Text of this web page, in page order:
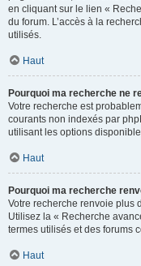
en cliquant sur le lien «
du forum. L’accès à la
utilisés.
Haut
Pourquoi ma recherche ne
Votre recherche est
courants non indexés par
utilisant les options
Haut
Pourquoi ma recherche
Votre recherche renvoie plus
Utilisez la « Recherche
termes utilisés et des forums
Haut